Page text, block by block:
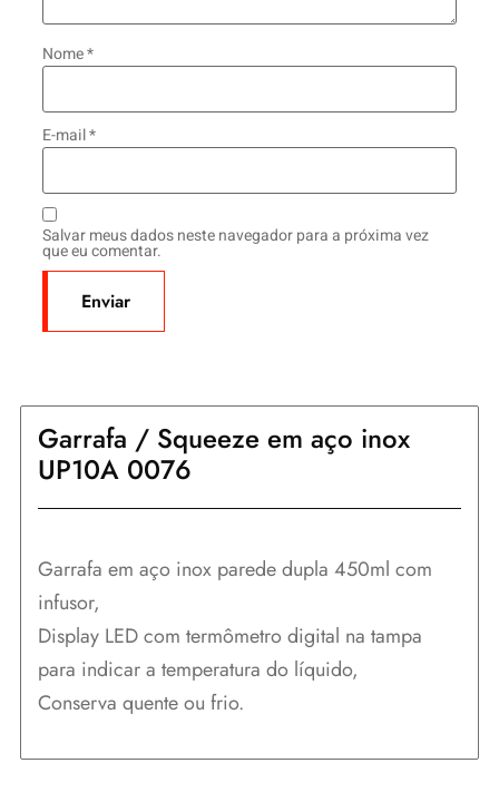
Nome*
E-mail*
Salvar meus dados neste navegador para a próxima vez
que eu comentar.
Garrafa / Squeeze em aço inox
UP10A 0076
Garrafa em aço inox parede dupla 450ml com
infusor,
Display LED com termômetro digital na tampa
para indicar a temperatura do líquido,
Conserva quente ou frio.